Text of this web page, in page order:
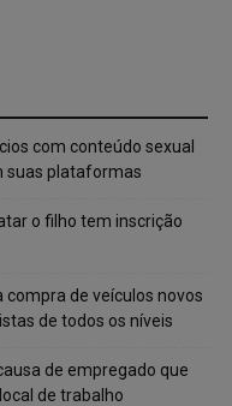
com conteúdo sexual
suas plataformas
o filho tem inscrição
compra de veículos novos
de todos os níveis
de empregado que
de trabalho